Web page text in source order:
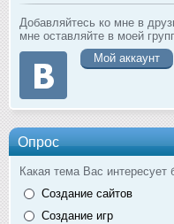
Добавляйтесь ко мне в
мне оставляйте в моей
Мой аккаунт
Опрос
Какая тема Вас интересует
Создание сайтов
Создание игр